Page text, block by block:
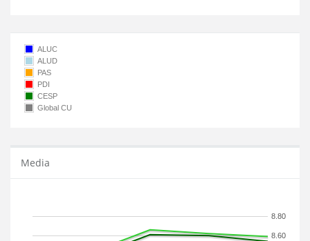
ALUC
ALUD
PAS
PDI
CESP
Global CU
Media
8.60
8.80